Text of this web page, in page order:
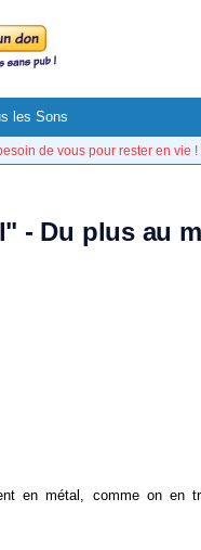
les Sons
de vous pour rester en vie !
- Du plus au
en métal, comme on